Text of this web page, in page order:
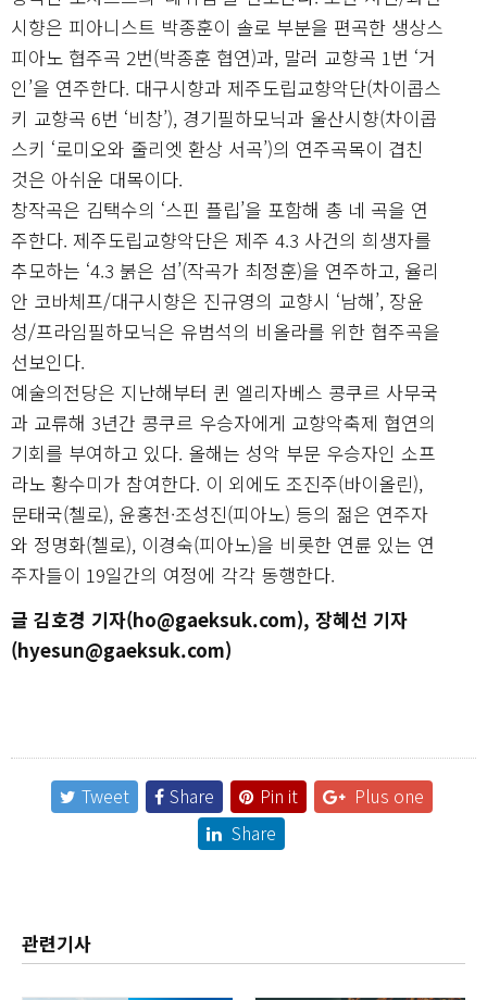
시향은 피아니스트 박종훈이 솔로 부분을 편곡한 생상스
피아노 협주곡 2번(박종훈 협연)과, 말러 교향곡 1번 ‘거
인’을 연주한다. 대구시향과 제주도립교향악단(차이콥스
키 교향곡 6번 ‘비창’), 경기필하모닉과 울산시향(차이콥
스키 ‘로미오와 줄리엣 환상 서곡’)의 연주곡목이 겹친
것은 아쉬운 대목이다.
창작곡은 김택수의 ‘스핀 플립’을 포함해 총 네 곡을 연
주한다. 제주도립교향악단은 제주 4.3 사건의 희생자를
추모하는 ‘4.3 붉은 섬’(작곡가 최정훈)을 연주하고, 율리
안 코바체프/대구시향은 진규영의 교향시 ‘남해’, 장윤
성/프라임필하모닉은 유범석의 비올라를 위한 협주곡을
선보인다.
예술의전당은 지난해부터 퀸 엘리자베스 콩쿠르 사무국
과 교류해 3년간 콩쿠르 우승자에게 교향악축제 협연의
기회를 부여하고 있다. 올해는 성악 부문 우승자인 소프
라노 황수미가 참여한다. 이 외에도 조진주(바이올린),
문태국(첼로), 윤홍천·조성진(피아노) 등의 젊은 연주자
와 정명화(첼로), 이경숙(피아노)을 비롯한 연륜 있는 연
주자들이 19일간의 여정에 각각 동행한다.
글 김호경 기자(ho@gaeksuk.com), 장혜선 기자
(hyesun@gaeksuk.com)
Tweet Share Pin it
Plus one
Share
관련기사